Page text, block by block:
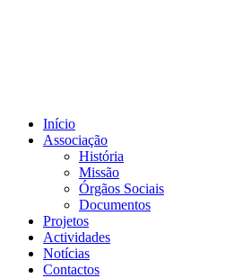
Início
Associação
História
Missão
Órgãos Sociais
Documentos
Projetos
Actividades
Notícias
Contactos